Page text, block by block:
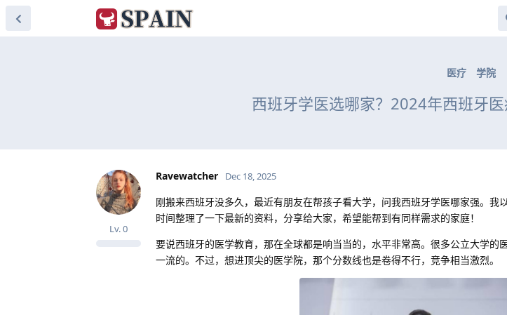
医疗 学院
西班牙学医选哪家？2024年西班牙
Ravewatcher
Lv.0
Dec 18, 2025
刚搬来西班牙没多久，最近有朋友在帮孩子看大学，问我西班牙学医哪家强。我
时间整理了一下最新的资料，分享给大家，希望能帮到有同样需求的家庭！
要说西班牙的医学教育，那在全球都是响当当的，水平非常高。很多公立大学的
一流的。不过，想进顶尖的医学院，那个分数线也是卷得不行，竞争相当激烈。